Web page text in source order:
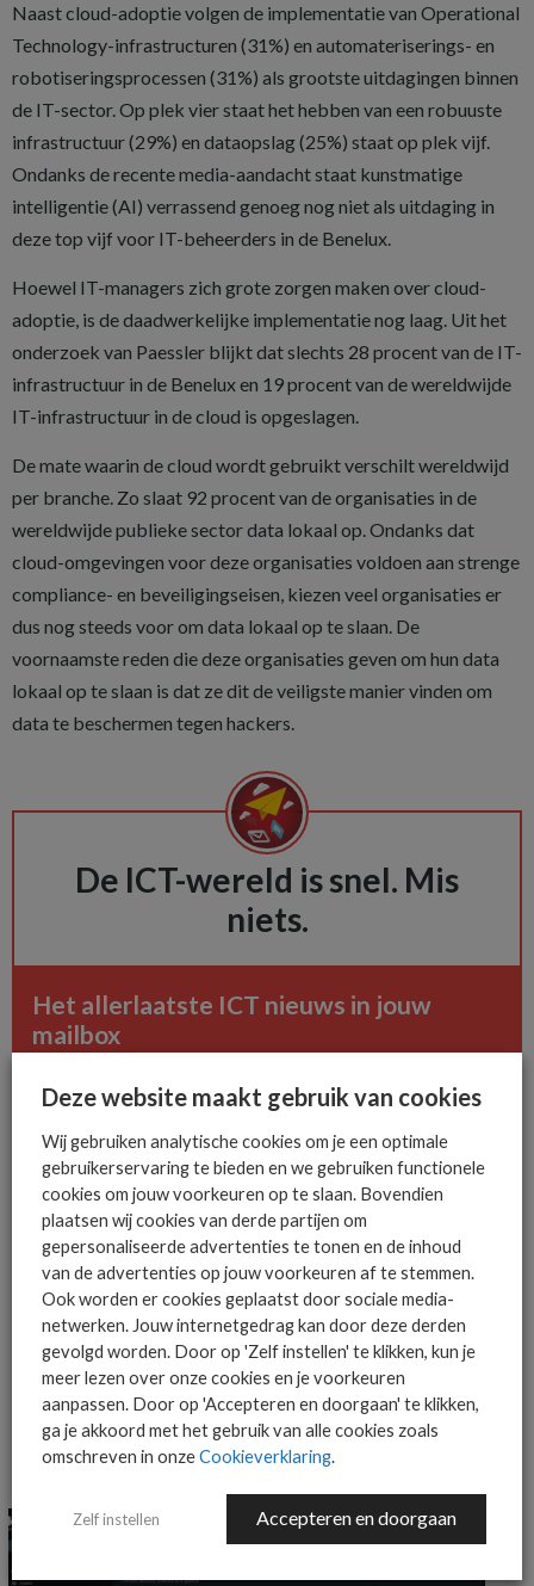
Naast cloud-adoptie volgen de implementatie van Operational
Technology-infrastructuren (31%) en automateriserings- en
robotiseringsprocessen (31%) als grootste uitdagingen binnen
de IT-sector. Op plek vier staat het hebben van een robuuste
infrastructuur (29%) en dataopslag (25%) staat op plek vijf.
Ondanks de recente media-aandacht staat kunstmatige
intelligentie (AI) verrassend genoeg nog niet als uitdaging in
deze top vijf voor IT-beheerders in de Benelux.
Hoewel IT-managers zich grote zorgen maken over cloud-
adoptie, is de daadwerkelijke implementatie nog laag. Uit het
onderzoek van Paessler blijkt dat slechts 28 procent van de IT-
infrastructuur in de Benelux en 19 procent van de wereldwijde
IT-infrastructuur in de cloud is opgeslagen.
De mate waarin de cloud wordt gebruikt verschilt wereldwijd
per branche. Zo slaat 92 procent van de organisaties in de
wereldwijde publieke sector data lokaal op. Ondanks dat
cloud-omgevingen voor deze organisaties voldoen aan strenge
compliance- en beveiligingseisen, kiezen veel organisaties er
dus nog steeds voor om data lokaal op te slaan. De
voornaamste reden die deze organisaties geven om hun data
lokaal op te slaan is dat ze dit de veiligste manier vinden om
data te beschermen tegen hackers.
De ICT-wereld is snel. Mis
niets.
Het allerlaatste ICT nieuws in jouw
mailbox
AANMELDEN
MEER OVER CLOUD DUURZAAMHEID PAESSLER
Deze website maakt gebruik van cookies
Wij gebruiken analytische cookies om je een optimale
gebruikerservaring te bieden en we gebruiken functionele
cookies om jouw voorkeuren op te slaan. Bovendien
plaatsen wij cookies van derde partijen om
gepersonaliseerde advertenties te tonen en de inhoud
van de advertenties op jouw voorkeuren af te stemmen.
Ook worden er cookies geplaatst door sociale media-
netwerken. Jouw internetgedrag kan door deze derden
gevolgd worden. Door op 'Zelf instellen' te klikken, kun je
meer lezen over onze cookies en je voorkeuren
aanpassen. Door op 'Accepteren en doorgaan' te klikken,
ga je akkoord met het gebruik van alle cookies zoals
omschreven in onzeCookieverklaring.
Zelf instellen Accepteren en doorgaan